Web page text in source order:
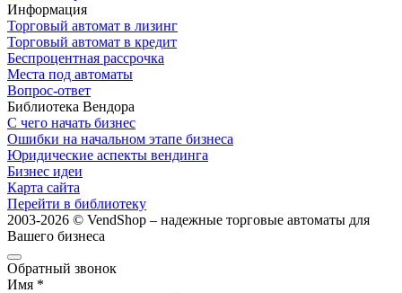
Информация
Торговый автомат в лизинг
Торговый автомат в кредит
Беспроцентная рассрочка
Места под автоматы
Вопрос-ответ
Библиотека Вендора
С чего начать бизнес
Ошибки на начальном этапе бизнеса
Юридические аспекты вендинга
Бизнес идеи
Карта сайта
Перейти в библиотеку
2003-2026 © VendShop – надежные торговые автоматы для
Вашего бизнеса
Обратный звонок
Имя *